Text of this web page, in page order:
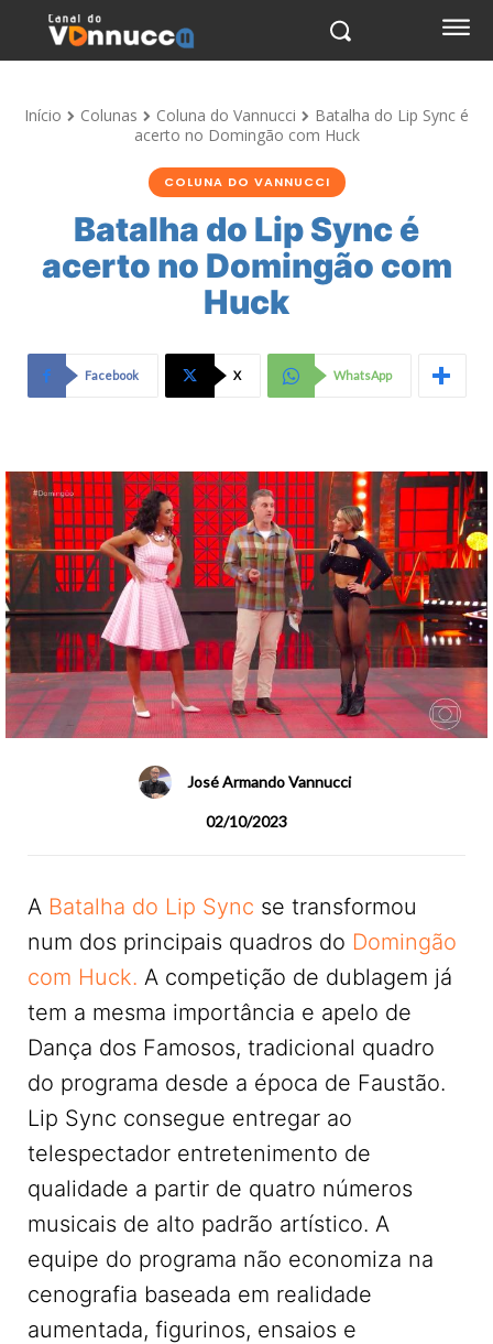
Início Colunas Coluna do Vannucci
Batalha do Lip Sync é
acerto no Domingão com Huck
COLUNA DO VANNUCCI
Batalha do Lip Sync é
acerto no Domingão com
Huck
Facebook X WhatsApp
José Armando Vannucci
02/10/2023
A Batalha do Lip Sync se transformou
num dos principais quadros do Domingão
com Huck. A competição de dublagem já
tem a mesma importância e apelo de
Dança dos Famosos, tradicional quadro
do programa desde a época de Faustão.
Lip Sync consegue entregar ao
telespectador entretenimento de
qualidade a partir de quatro números
musicais de alto padrão artístico. A
equipe do programa não economiza na
cenografia baseada em realidade
aumentada, figurinos, ensaios e